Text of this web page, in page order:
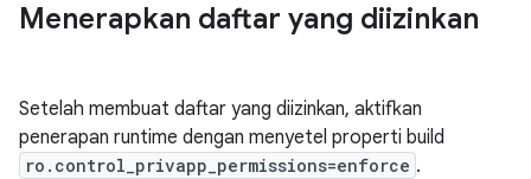
Menerapkan daftar yang diizinkan
Setelah membuat daftar yang diizinkan, aktifkan
penerapan runtime dengan menyetel properti build
ro.control_privapp_permissions=enforce .